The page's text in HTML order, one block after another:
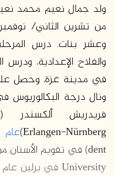
ولد جمال نعيم محمد
وعشر بنات. درس
والفلاح الإعدادية،
ونال درجة
Erlangen-Nürnberg)عام